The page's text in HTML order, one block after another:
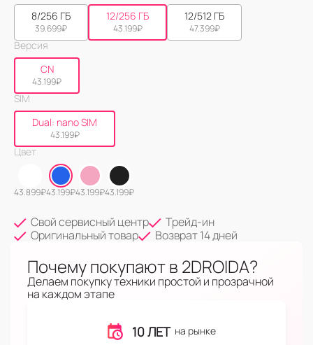
8/256 ГБ
39.699₽
12/256 ГБ
43.199₽
12/512 ГБ
47.399₽
Версия
CN
43.199₽
SIM
Dual: nano SIM
43.199₽
Цвет
43.899₽43.199₽43.199₽43.199₽
Свой сервисный центр
Трейд-ин
Оригинальный товар
Возврат 14 дней
Почему покупают в 2DROIDA?
Делаем покупку техники простой и прозрачной
на каждом этапе
10 ЛЕТ на рынке